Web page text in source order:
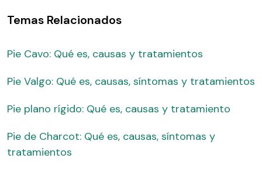
Temas Relacionados
Pie Cavo: Qué es, causas y tratamientos
Pie Valgo: Qué es, causas, síntomas y tratamientos
Pie plano rígido: Qué es, causas y tratamiento
Pie de Charcot: Qué es, causas, síntomas y
tratamientos